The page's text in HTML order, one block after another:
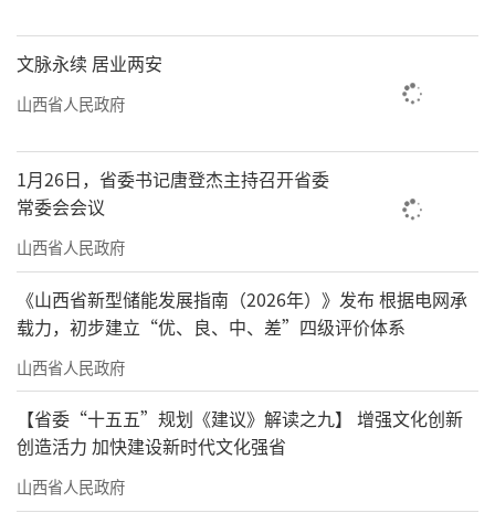
文脉永续 居业两安
山西省人民政府
1月26日，省委书记唐登杰主持召开省委
常委会会议
山西省人民政府
《山西省新型储能发展指南（2026年）》发布 根据电网承
载力，初步建立“优、良、中、差”四级评价体系
山西省人民政府
【省委“十五五”规划《建议》解读之九】 增强文化创新
创造活力 加快建设新时代文化强省
山西省人民政府